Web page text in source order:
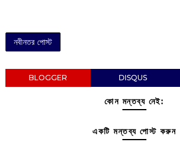
নবীনতর পোস্ট
BLOGGER DISQUS
কোন মন্তব্য নেই:
একটি মন্তব্য পোস্ট করুন